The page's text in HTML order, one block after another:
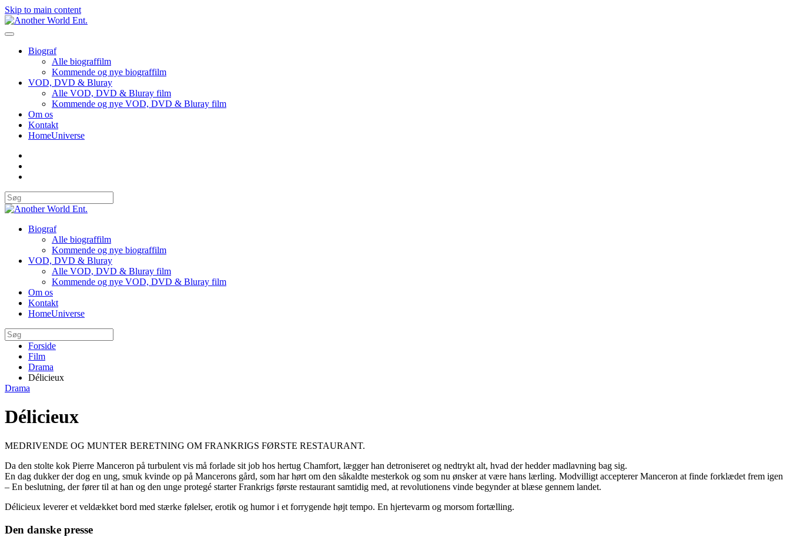
Skip to main content
Biograf
Alle biograffilm
Kommende og nye biograffilm
VOD, DVD & Bluray
Alle VOD, DVD & Bluray film
Kommende og nye VOD, DVD & Bluray film
Om os
Kontakt
HomeUniverse
Biograf
Alle biograffilm
Kommende og nye biograffilm
VOD, DVD & Bluray
Alle VOD, DVD & Bluray film
Kommende og nye VOD, DVD & Bluray film
Om os
Kontakt
HomeUniverse
Forside
Film
Drama
Délicieux
Drama
Délicieux
MEDRIVENDE OG MUNTER BERETNING OM FRANKRIGS FØRSTE RESTAURANT.
Da den stolte kok Pierre Manceron på turbulent vis må forlade sit job hos hertug Chamfort, lægger han detroniseret og nedtrykt alt, hvad der hedder madlavning bag sig.
En dag dukker der dog en ung, smuk kvinde op på Mancerons gård, som har hørt om den såkaldte mesterkok og som nu ønsker at være hans lærling. Modvilligt accepterer Manceron at finde forklædet frem igen
– En beslutning, der fører til at han og den unge protegé starter Frankrigs første restaurant samtidig med, at revolutionens vinde begynder at blæse gennem landet.
Délicieux leverer et veldækket bord med stærke følelser, erotik og humor i et forrygende højt tempo. En hjertevarm og morsom fortælling.
Den danske presse